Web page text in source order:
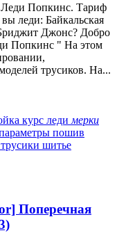
Попкинс. Тариф
леди: Байкальская
Джонс? Добро
Попкинс " На этом
трусиков. На...
курс леди мерки
пошив
трусики шитье
Поперечная